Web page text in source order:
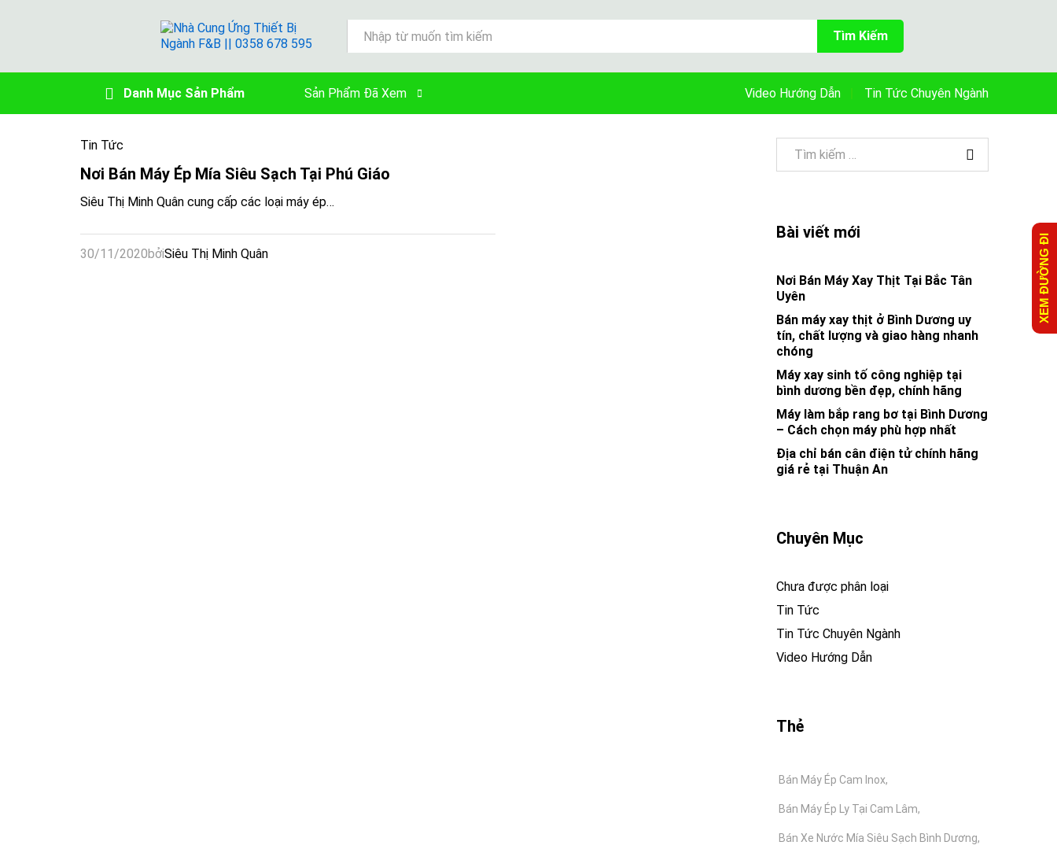
Tìm Kiếm
Danh Mục Sản Phẩm Sản Phẩm Đã Xem Video Hướng Dẫn Tin Tức Chuyên Ngành
Tin Tức
Nơi Bán Máy Ép Mía Siêu Sạch Tại Phú Giáo
Siêu Thị Minh Quân cung cấp các loại máy ép…
30/11/2020bởiSiêu Thị Minh Quân
Bài viết mới
Nơi Bán Máy Xay Thịt Tại Bắc Tân
Uyên
Bán máy xay thịt ở Bình Dương uy
tín, chất lượng và giao hàng nhanh
chóng
Máy xay sinh tố công nghiệp tại
bình dương bền đẹp, chính hãng
Máy làm bắp rang bơ tại Bình Dương
– Cách chọn máy phù hợp nhất
Địa chỉ bán cân điện tử chính hãng
giá rẻ tại Thuận An
Chuyên Mục
Chưa được phân loại
Tin Tức
Tin Tức Chuyên Ngành
Video Hướng Dẫn
Thẻ
Bán Máy Ép Cam Inox
Bán Máy Ép Ly Tại Cam Lâm
Bán Xe Nước Mía Siêu Sạch Bình Dương
XEM ĐƯỜNG ĐI